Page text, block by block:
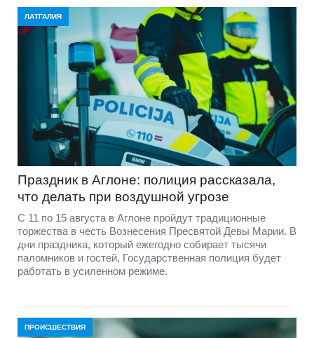
ЛАТГАЛИЯ
Праздник в Аглоне: полиция рассказала,
что делать при воздушной угрозе
С 11 по 15 августа в Аглоне пройдут традиционные
торжества в честь Вознесения Пресвятой Девы Марии. В
дни праздника, который ежегодно собирает тысячи
паломников и гостей, Государственная полиция будет
работать в усиленном режиме.
ПРОИСШЕСТВИЯ